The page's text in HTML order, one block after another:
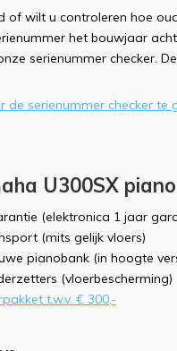
of wilt u controleren hoe
het bouwjaar
serienummer checker.
de serienummer checker te
U300SX
(elektronica 1 jaar
(mits gelijk vloers)
pianobank (in hoogte
(vloerbescherming)
t.w.v. € 300,-